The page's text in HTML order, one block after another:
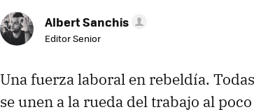
Albert Sanchis
Editor Senior
Una fuerza laboral en rebeldía.
se unen a la rueda del trabajo al